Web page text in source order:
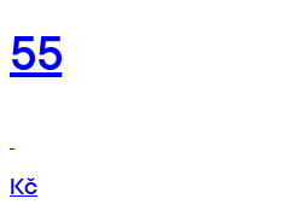
55
Kč